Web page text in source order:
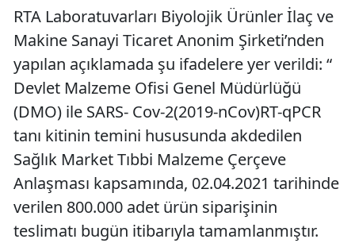
RTA Laboratuvarları Biyolojik Ürünler İlaç ve
Makine Sanayi Ticaret Anonim Şirketi’nden
yapılan açıklamada şu ifadelere yer verildi: “
Devlet Malzeme Ofisi Genel Müdürlüğü
(DMO) ile SARS- Cov-2(2019-nCov)RT-qPCR
tanı kitinin temini hususunda akdedilen
Sağlık Market Tıbbi Malzeme Çerçeve
Anlaşması kapsamında, 02.04.2021 tarihinde
verilen 800.000 adet ürün siparişinin
teslimatı bugün itibarıyla tamamlanmıştır.